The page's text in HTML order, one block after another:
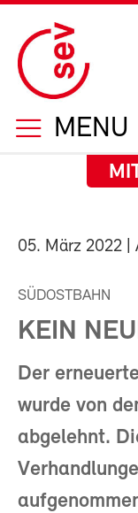
MENU
05. März 2022 |
SÜDOSTBAHN
KEIN
Der
wurde von
abgelehnt.